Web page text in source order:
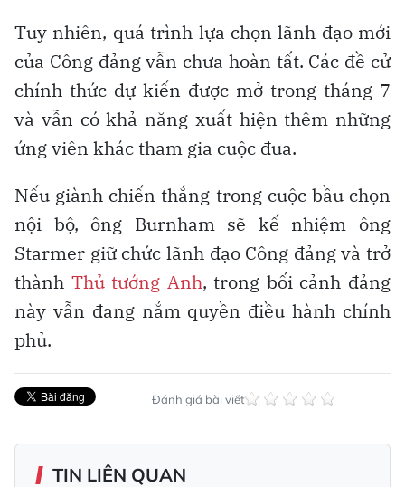
Tuy nhiên, quá trình lựa chọn lãnh đạo mới
của Công đảng vẫn chưa hoàn tất. Các đề cử
chính thức dự kiến được mở trong tháng 7
và vẫn có khả năng xuất hiện thêm những
ứng viên khác tham gia cuộc đua.
Nếu giành chiến thắng trong cuộc bầu chọn
nội bộ, ông Burnham sẽ kế nhiệm ông
Starmer giữ chức lãnh đạo Công đảng và trở
thành Thủ tướng Anh, trong bối cảnh đảng
này vẫn đang nắm quyền điều hành chính
phủ.
Đánh giá bài viết
TIN LIÊN QUAN